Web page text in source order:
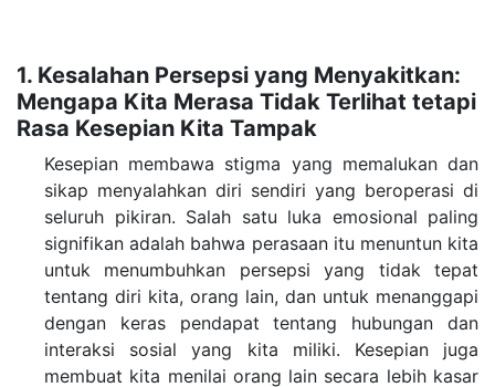
1. Kesalahan Persepsi yang Menyakitkan:
Mengapa Kita Merasa Tidak Terlihat tetapi
Rasa Kesepian Kita Tampak
Kesepian membawa stigma yang memalukan dan
sikap menyalahkan diri sendiri yang beroperasi di
seluruh pikiran. Salah satu luka emosional paling
signifikan adalah bahwa perasaan itu menuntun kita
untuk menumbuhkan persepsi yang tidak tepat
tentang diri kita, orang lain, dan untuk menanggapi
dengan keras pendapat tentang hubungan dan
interaksi sosial yang kita miliki. Kesepian juga
membuat kita menilai orang lain secara lebih kasar